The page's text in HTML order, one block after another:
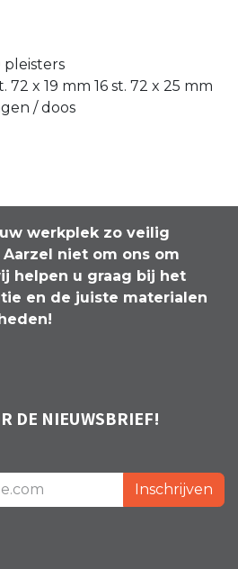
pleisters
72 x 19 mm 16 st. 72 x 25 mm
/ doos
werkplek zo veilig
niet om ons om
helpen u graag bij het
en de juiste materialen
DE NIEUWSBRIEF!
Inschrijven